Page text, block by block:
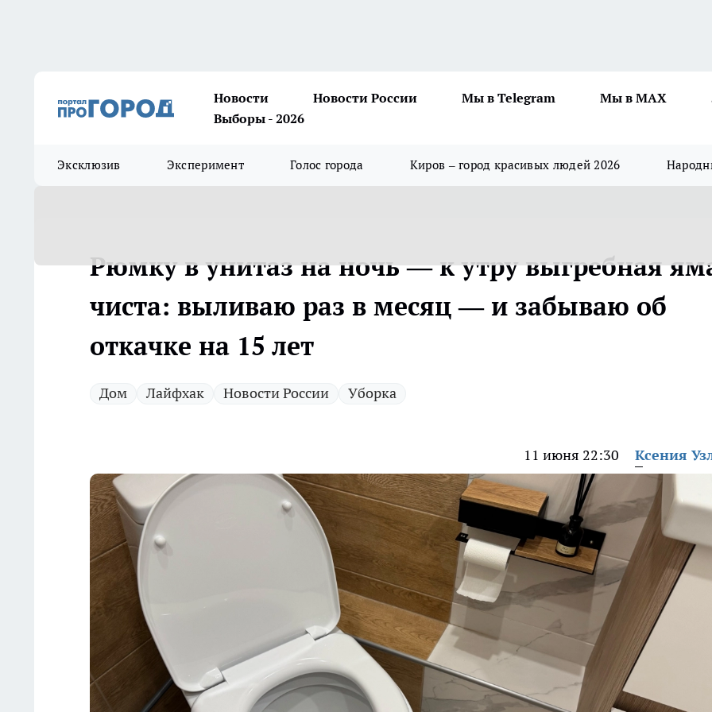
Новости Новости России Мы в Telegram Мы в MAX
Выборы - 2026
Эксклюзив Эксперимент Голос города Киров – город красивых людей 2026
Рюмку в унитаз на ночь — к утру выгребная
чиста: выливаю раз в месяц — и забываю об
откачке на 15 лет
Дом Лайфхак Новости России Уборка
11 июня 22:30 Ксения